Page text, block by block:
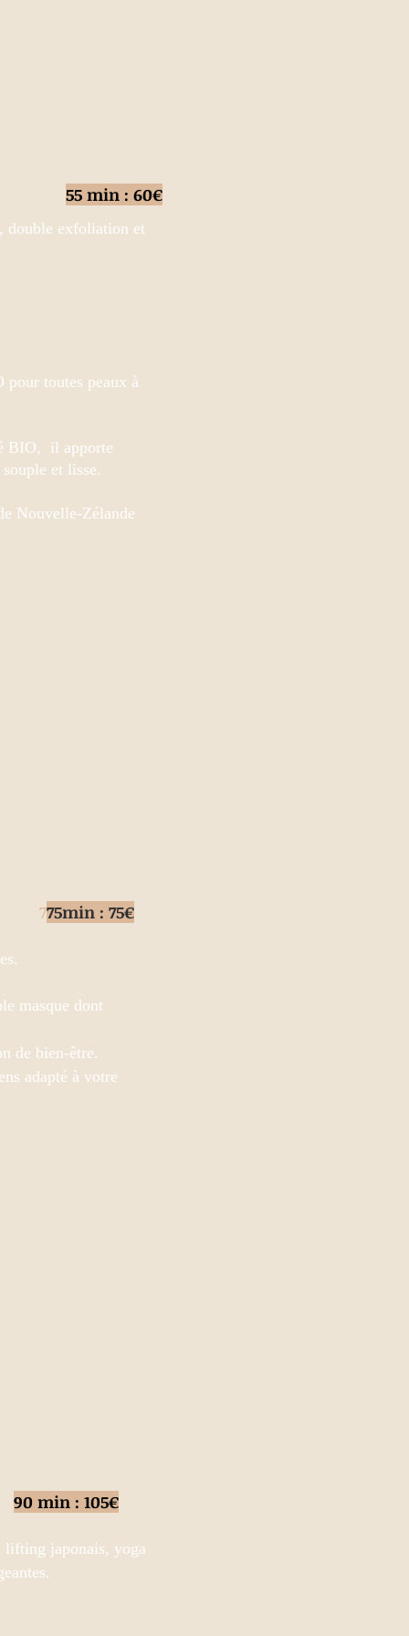
55 min : 60€
double exfoliation et
toutes peaux à
BIO, il apporte
et lisse.
Nouvelle-Zélande
775min : 75€
masque dont
de bien-être.
adapté à votre
90 min : 105€
lifting japonais, yoga